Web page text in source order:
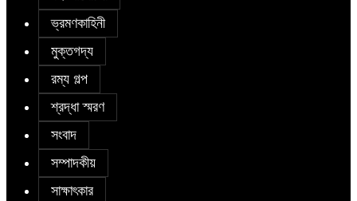
ভ্রমণকাহিনী
মুক্তগদ্য
রম্য গল্প
শ্রদ্ধা স্মরণ
সংবাদ
সম্পাদকীয়
সাক্ষাৎকার